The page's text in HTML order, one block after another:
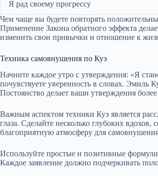
Я рад своему прогрессу
Чем чаще вы будете повторять
Применение Закона обратного эффекта
изменить свои привычки и отношение к
Техника самовнушения по Куэ
Начните каждое утро с утверждения: «Я
почувствуете уверенность в словах. Эмиль
Постоянство делает ваши утверждения
Важным аспектом техники Куэ является
глаза. Сделайте несколько глубоких
благоприятную атмосферу для
Используйте простые и позитивные
Каждое заявление должно подчеркивать